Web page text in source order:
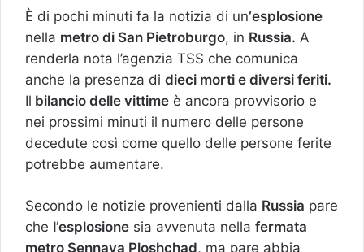
È di pochi minuti fa la notizia di un‘esplosione
nella metro di San Pietroburgo, in Russia. A
renderla nota l’agenzia TSS che comunica
anche la presenza di dieci morti e diversi feriti.
Il bilancio delle vittime è ancora provvisorio e
nei prossimi minuti il numero delle persone
decedute così come quello delle persone ferite
potrebbe aumentare.
Secondo le notizie provenienti dalla Russia pare
che l’esplosione sia avvenuta nella fermata
metro Sennaya Ploshchad, ma pare abbia